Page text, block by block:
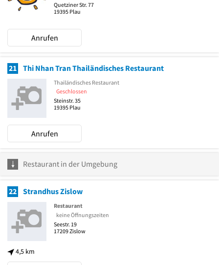
Quetziner Str. 77
19395 Plau
Anrufen
21 Thi Nhan Tran Thailändisches Restaurant
Thailändisches Restaurant
Geschlossen
Steinstr. 35
19395 Plau
Anrufen
Restaurant in der Umgebung
22 Strandhus Zislow
4,5 km
Restaurant
keine Öffnungszeiten
Seestr. 19
17209 Zislow